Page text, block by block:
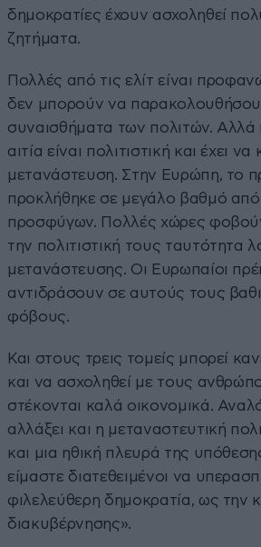
δημοκρατίες έχουν ασχοληθεί
ζητήματα.
Πολλές από τις ελίτ είναι
δεν μπορούν να
συναισθήματα των πολιτών. Αλλά
αιτία είναι πολιτιστική και έχει να
μετανάστευση. Στην Ευρώπη, το
προκλήθηκε σε μεγάλο βαθμό από
προσφύγων. Πολλές χώρες
την πολιτιστική τους ταυτότητα
μετανάστευσης. Οι Ευρωπαίοι
αντιδράσουν σε αυτούς τους
φόβους.
Και στους τρεις τομείς μπορεί
και να ασχοληθεί με τους
στέκονται καλά οικονομικά.
αλλάξει και η μεταναστευτική
και μια ηθική πλευρά της
είμαστε διατεθειμένοι να
φιλελεύθερη δημοκρατία, ως την
διακυβέρνησης».